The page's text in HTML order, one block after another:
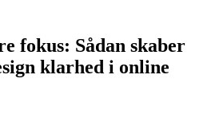
fokus: Sådan skaber
klarhed i online